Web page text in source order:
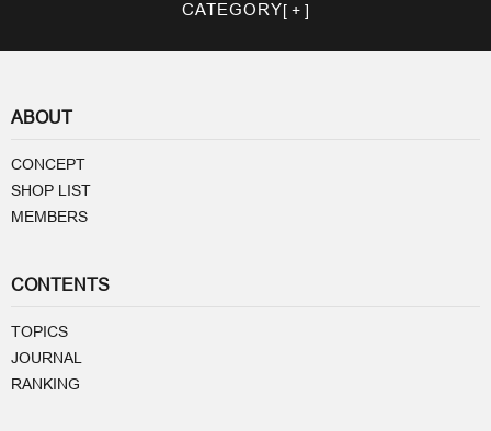
CATEGORY
ABOUT
CONCEPT
SHOP LIST
MEMBERS
CONTENTS
TOPICS
JOURNAL
RANKING